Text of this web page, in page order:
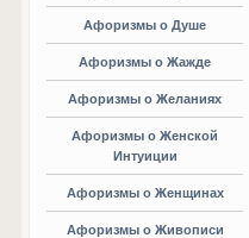
Афоризмы о Душе
Афоризмы о Жажде
Афоризмы о Желаниях
Афоризмы о Женской
Интуиции
Афоризмы о Женщинах
Афоризмы о Живописи